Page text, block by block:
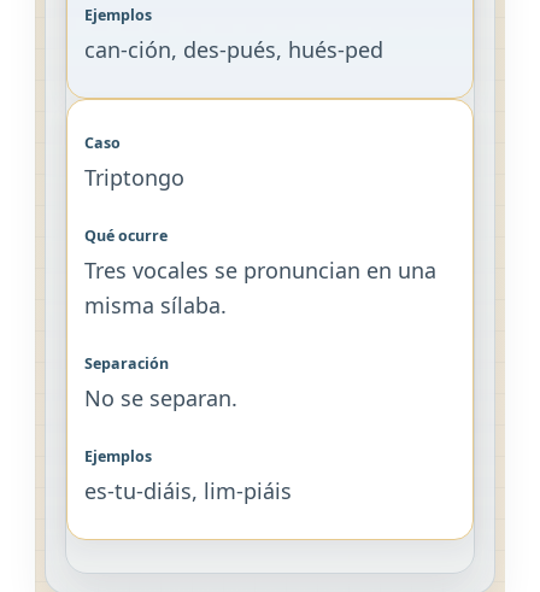
can-ción, des-pués, hués-ped
Triptongo
Tres vocales se pronuncian en una
misma sílaba.
No se separan.
es-tu-diáis, lim-piáis